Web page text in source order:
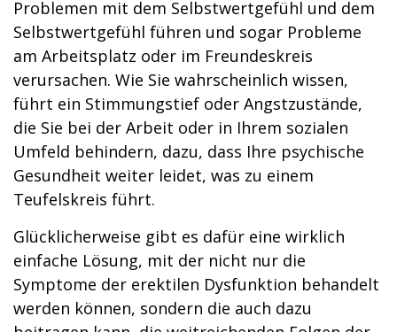
Problemen mit dem Selbstwertgefühl und dem
Selbstwertgefühl führen und sogar Probleme
am Arbeitsplatz oder im Freundeskreis
verursachen. Wie Sie wahrscheinlich wissen,
führt ein Stimmungstief oder Angstzustände,
die Sie bei der Arbeit oder in Ihrem sozialen
Umfeld behindern, dazu, dass Ihre psychische
Gesundheit weiter leidet, was zu einem
Teufelskreis führt.
Glücklicherweise gibt es dafür eine wirklich
einfache Lösung, mit der nicht nur die
Symptome der erektilen Dysfunktion behandelt
werden können, sondern die auch dazu